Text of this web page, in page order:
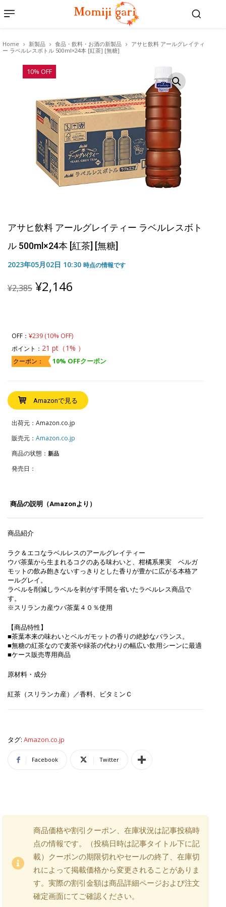
Home 新製品 食品・飲料・お酒の新製品
アサヒ飲料 アールグレイティ
ー ラベルレスボトル 500ml×24本 [紅茶] [無糖]
10% OFF
アサヒ飲料 アールグレイティー ラベルレスボト
ル 500ml×24本 [紅茶] [無糖]
2023年05月02日 10:30 時点の情報です
¥2,385 Original
price
¥2,146
OFF： ¥239 (10% OFF)
ポイント： 21 pt（1% ）
クーポン： 10% OFFクーポン
Amazonで見る
出荷元：Amazon.co.jp
販売元： Amazon.co.jp
商品の状態： 新品
発売日：
商品の説明（Amazonより）
商品紹介
ラク＆エコなラベルレスのアールグレイティー
ウバ茶葉から生まれるコクのある味わいと、柑橘系果実 ベルガ
モットの飲み飽きないすっきりとした香りが豊かに広がる本格ア
ールグレイ。
ラベルを削減しラベルを剥がす手間を省いたラベルレス商品で
す。
※スリランカ産ウバ茶葉４０％使用
【商品特性】
■茶葉本来の味わいとベルガモットの香りの絶妙なバランス。
■無糖の紅茶なので麦茶や緑茶の代わりの幅広い飲用シーンに最適
■ケース販売専用商品
原材料・成分
紅茶（スリランカ産）／香料、ビタミンＣ
タグ: Amazon.co.jp
Facebook Twitter
商品価格や割引クーポン、在庫状況は記事投稿時
点の情報です。（投稿日時は記事タイトル下に記
載）クーポンの期限切れやセールの終了、在庫切
れによって掲載価格から変更されることがありま
す。実際の割引金額は商品詳細ページおよび注文
確定画面にてご確認ください。